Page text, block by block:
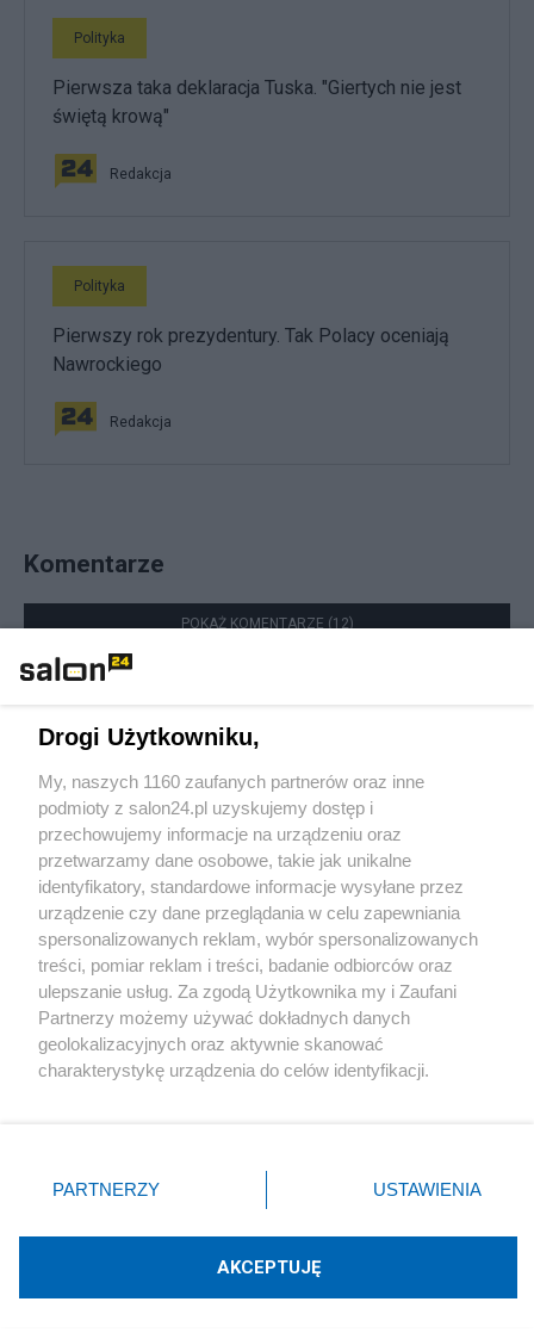
Polityka
Pierwsza taka deklaracja Tuska. "Giertych nie jest
świętą krową"
Redakcja
Polityka
Pierwszy rok prezydentury. Tak Polacy oceniają
Nawrockiego
Redakcja
Komentarze
POKAŻ KOMENTARZE (12)
#NATO
Niebezpieczny incydent w kraju NATO.
Akurat leciał ukraiński Antonow
Redakcja
Sikorski nie gryzł się w język. Tak określił Giorgię Meloni
Drogi Użytkowniku,
My, naszych 1160 zaufanych partnerów oraz inne
podmioty z salon24.pl uzyskujemy dostęp i
przechowujemy informacje na urządzeniu oraz
przetwarzamy dane osobowe, takie jak unikalne
identyfikatory, standardowe informacje wysyłane przez
urządzenie czy dane przeglądania w celu zapewniania
spersonalizowanych reklam, wybór spersonalizowanych
treści, pomiar reklam i treści, badanie odbiorców oraz
ulepszanie usług. Za zgodą Użytkownika my i Zaufani
Partnerzy możemy używać dokładnych danych
geolokalizacyjnych oraz aktywnie skanować
charakterystykę urządzenia do celów identyfikacji.
zmienić/wycofać klikając przycisk ustawień prywatności
znajdujący się w lewym dolnym rogu strony
rodzaje przetwarzania danych nie wymagają zgody
użytkownika, ale masz prawo sprzeciwić się takiemu
PARTNERZY USTAWIENIA
AKCEPTUJĘ